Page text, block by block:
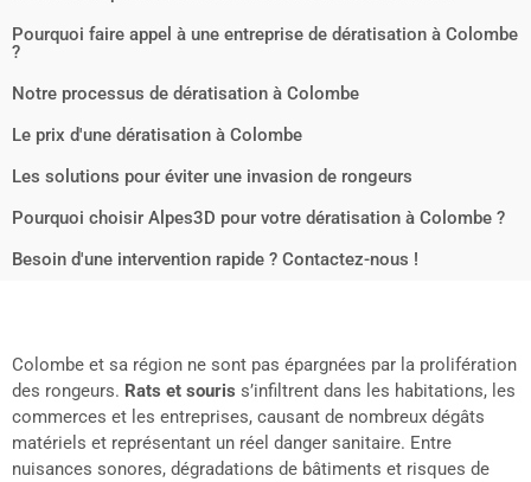
Pourquoi faire appel à une entreprise de dératisation à Colombe
?
Notre processus de dératisation à Colombe
Le prix d'une dératisation à Colombe
Les solutions pour éviter une invasion de rongeurs
Pourquoi choisir Alpes3D pour votre dératisation à Colombe ?
Besoin d'une intervention rapide ? Contactez-nous !
Colombe et sa région ne sont pas épargnées par la prolifération
des rongeurs. Rats et souris s’infiltrent dans les habitations, les
commerces et les entreprises, causant de nombreux dégâts
matériels et représentant un réel danger sanitaire. Entre
nuisances sonores, dégradations de bâtiments et risques de